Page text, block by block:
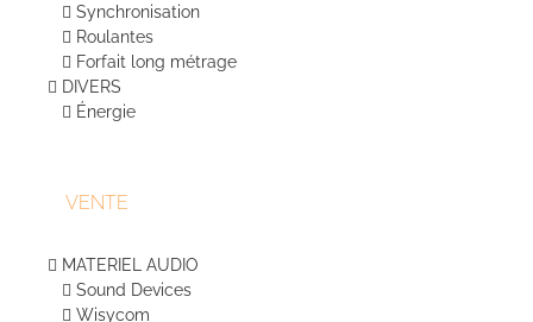
Synchronisation
Roulantes
Forfait long métrage
DIVERS
Énergie
VENTE
MATERIEL AUDIO
Sound Devices
Wisycom